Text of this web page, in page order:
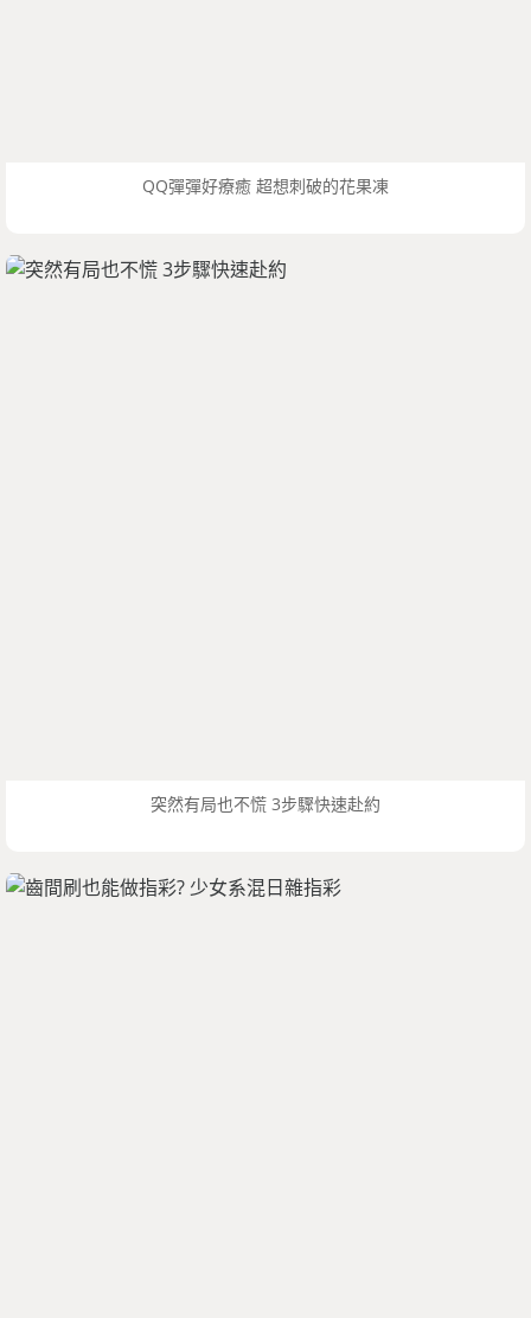
QQ彈彈好療癒 超想刺破的花果凍
突然有局也不慌 3步驟快速赴約